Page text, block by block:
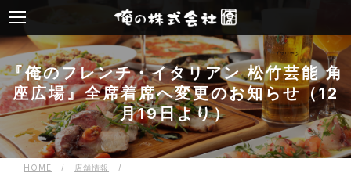
『俺のフレンチ・イタリアン 松竹芸能 角
座広場』全席着席へ変更のお知らせ（12
月19日より）
HOME / 店舗情報
/